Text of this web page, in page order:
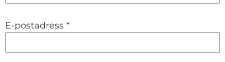
E-postadress *